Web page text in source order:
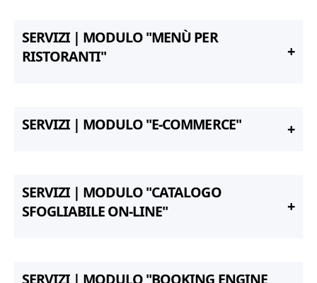
SERVIZI | MODULO "MENÙ PER
RISTORANTI"
SERVIZI | MODULO "E-COMMERCE"
SERVIZI | MODULO "CATALOGO
SFOGLIABILE ON-LINE"
SERVIZI | MODULO "BOOKING ENGINE